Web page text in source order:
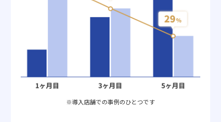
※導入店舗での事例のひとつです